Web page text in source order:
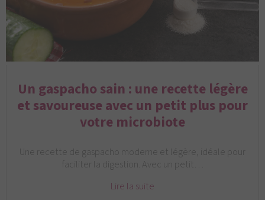
Un gaspacho sain : une recette légère
et savoureuse avec un petit plus pour
votre microbiote
Une recette de gaspacho moderne et légère, idéale pour
faciliter la digestion. Avec un petit…
Lire la suite